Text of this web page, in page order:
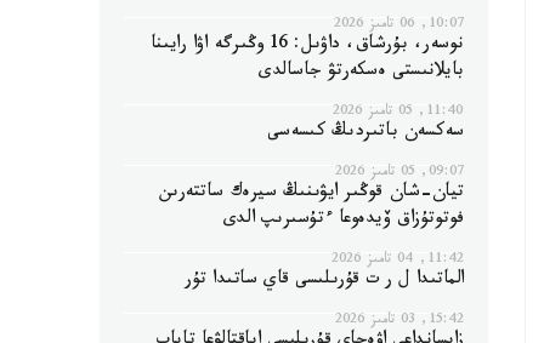
10:07, 06 تامىز 2026
نوسەر، بۇرشاق، داۋىل: 16 وڭىرگە اۋا رايىنا
بايلانىستى ەسكەرتۋ جاسالدى
11:40, 05 تامىز 2026
سەكسەن باتىردىڭ كىسەسى
09:07, 05 تامىز 2026
تيان-شان قوڭىر ايۋىنىڭ سيرەك ساتتەرىن
فوتوتۇزاق ۆيدەوعا ءتۇسىرىپ الدى
11:42, 04 تامىز 2026
الماتىدا ل ر ت قۇرىلىسى قاي ساتىدا تۇر
15:42, 03 تامىز 2026